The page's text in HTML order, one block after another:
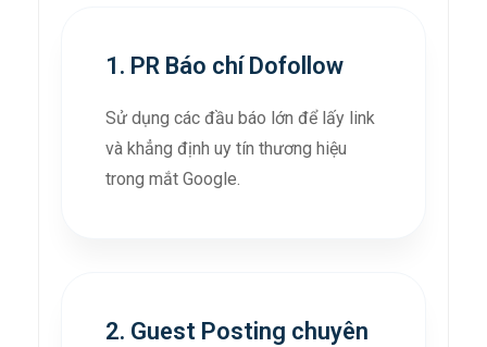
1. PR Báo chí Dofollow
Sử dụng các đầu báo lớn để lấy link
và khẳng định uy tín thương hiệu
trong mắt Google.
2. Guest Posting chuyên